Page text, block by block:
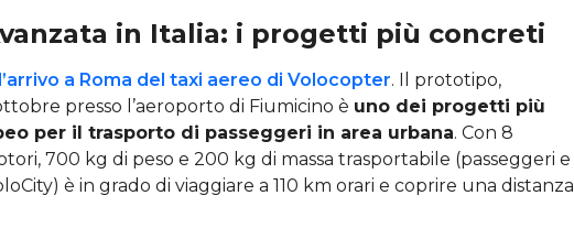
in Italia: i progetti più concreti
l’arrivo a Roma del taxi aereo di Volocopter. Il prototipo,
presso l’aeroporto di Fiumicino è uno dei progetti più
per il trasporto di passeggeri in area urbana. Con 8
700 kg di peso e 200 kg di massa trasportabile (passeggeri e
è in grado di viaggiare a 110 km orari e coprire una distanza